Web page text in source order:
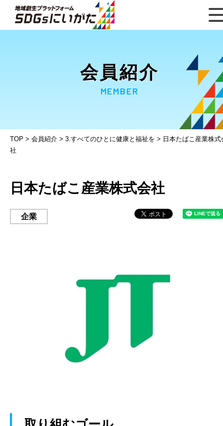
会員紹介
MEMBER
TOP > 会員紹介 > 3.すべてのひとに健康と福祉を > 日本たばこ産業株式
社
日本たばこ産業株式会社
企業